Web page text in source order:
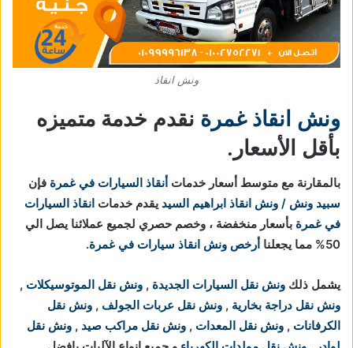
ونش انقاذ
ونش انقاذ غمرة نقدم خدمة متميزه
بأقل الأسعار.
بالمقارنة مع متوسط أسعار خدمات أنقاذ السيارات في غمرة فإن
سبيد ونش / ونش انقاذ ابراهيم السيد يقدم خدمات انقاذ السيارات
في غمرة بأسعار منخفضة ، وخصم حصري لجميع عملائنا يصل الي
50% مما يجعلنا
أرخص ونش انقاذ سيارات في غمرة.
يشمل ذلك ونش نقل السيارات الجديدة , ونش نقل الموتوسيكلات ,
ونش نقل دراجة بخارية , ونش نقل عربات الجولف , ونش نقل
الكرفانات , ونش نقل المعدات , ونش نقل مراكب صيد , ونش نقل